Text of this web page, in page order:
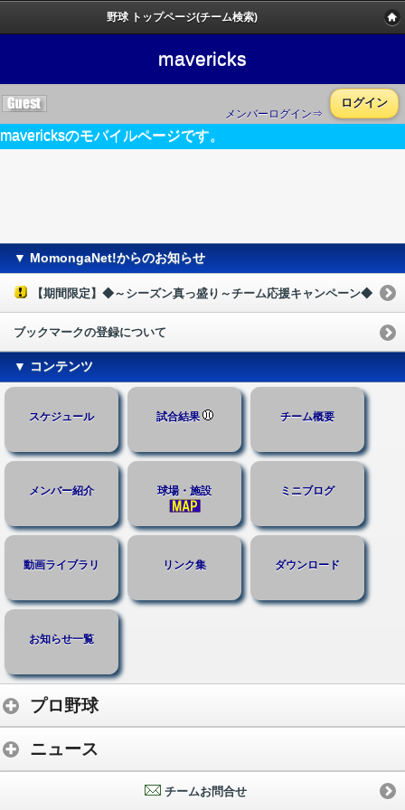
野球 トップページ(チーム検索)
mavericks
メンバーログイン⇒
ログイン
mavericksのモバイルページです。
▼ MomongaNet!からのお知らせ
【期間限定】◆～シーズン真っ盛り～チーム応援キャンペーン◆
ブックマークの登録について
▼ コンテンツ
スケジュール 試合結果 チーム概要
メンバー紹介 球場・施設 ミニブログ
動画ライブラリ リンク集 ダウンロード
お知らせ一覧
プロ野球
ニュース
チームお問合せ